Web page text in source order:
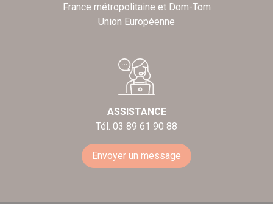
France métropolitaine et Dom-Tom
Union Européenne
ASSISTANCE
Tél. 03 89 61 90 88
Envoyer un message